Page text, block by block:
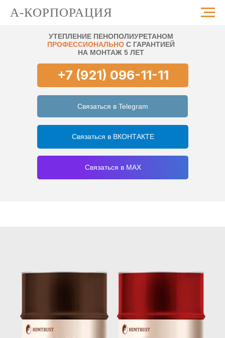
А-КОРПОРАЦИЯ
+7 (921) 096-11-11
Связаться в Telegram
УТЕПЛЕНИЕ ПЕНОПОЛИУРЕТАНОМ
ПРОФЕССИОНАЛЬНО С ГАРАНТИЕЙ
НА МОНТАЖ 5 ЛЕТ
КОРПОРАЦИЯ
Связаться в MAX
Связаться в ВКОНТАКТЕ